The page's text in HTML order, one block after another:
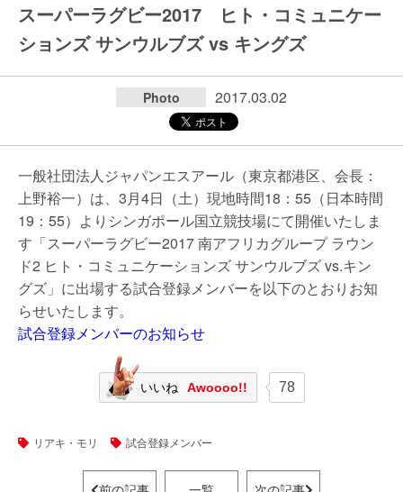
スーパーラグビー2017 ヒト・コミュニケー
ションズ サンウルブズ vs キングズ
Photo 2017.03.02
一般社団法人ジャパンエスアール（東京都港区、会長：
上野裕一）は、3月4日（土）現地時間18：55（日本時間
19：55）よりシンガポール国立競技場にて開催いたしま
す「スーパーラグビー2017 南アフリカグループ ラウン
ド2 ヒト・コミュニケーションズ サンウルブズ vs.キン
グズ」に出場する試合登録メンバーを以下のとおりお知
らせいたします。
試合登録メンバーのお知らせ
いいね Awoooo!! 78
リアキ・モリ 試合登録メンバー